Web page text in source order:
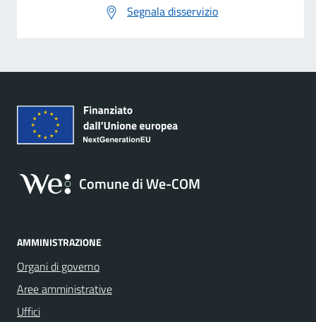
Segnala disservizio
Comune di We-COM
AMMINISTRAZIONE
Organi di governo
Aree amministrative
Uffici